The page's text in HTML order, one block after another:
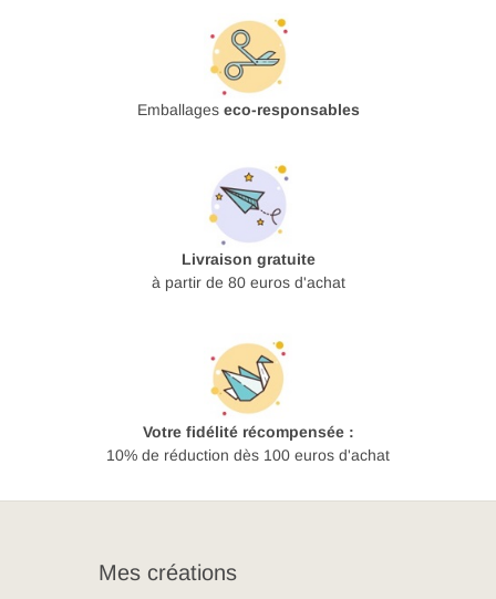
Emballages eco-responsables
Livraison gratuite
à partir de 80 euros d'achat
Votre fidélité récompensée :
10% de réduction dès 100 euros d'achat
Mes créations